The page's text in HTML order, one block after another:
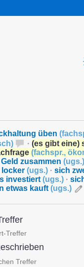
üben (
) · (es gibt eine)
(fachspr.,
zusammen (ugs.)
locker (ugs.) · sich
investiert (ugs.) ·
etwas kauft (ugs.)
Treffer
Treffer